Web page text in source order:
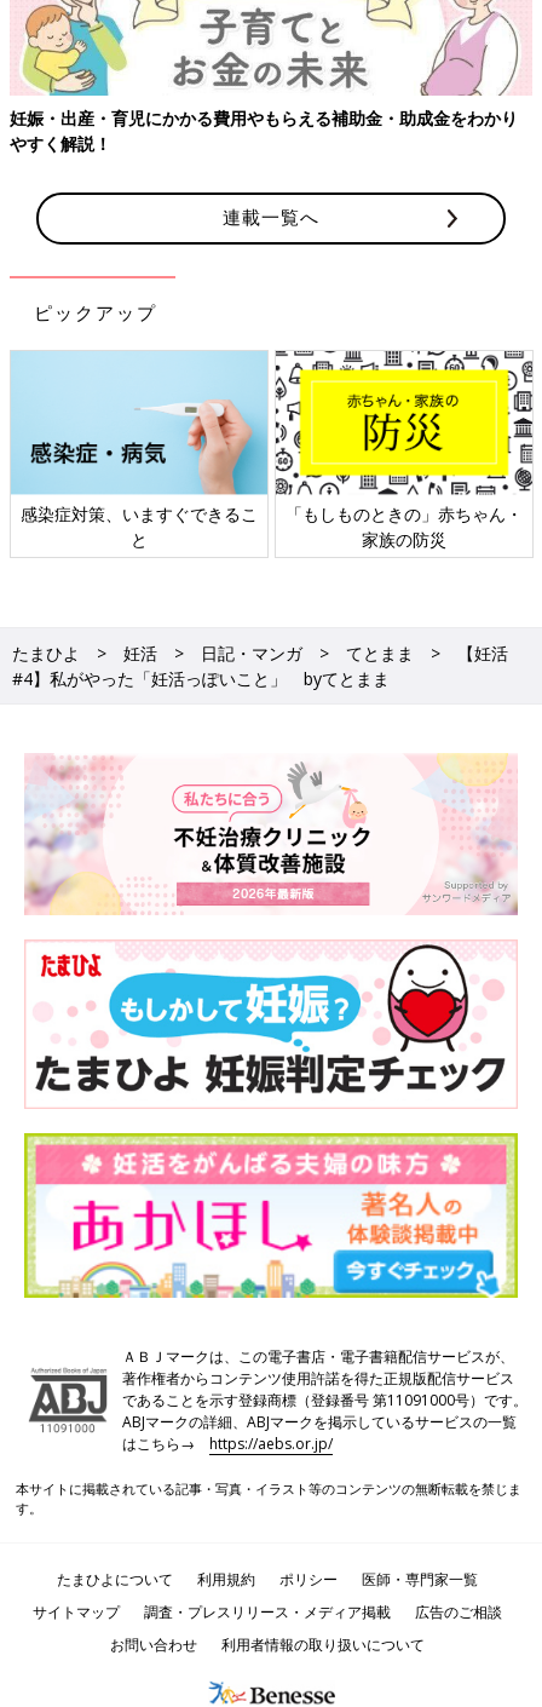
妊娠・出産・育児にかかる費用やもらえる補助金・助成金をわかり
やすく解説！
連載一覧へ
ピックアップ
感染症対策、いますぐできるこ
と
「もしものときの」赤ちゃん・
家族の防災
たまひよ 妊活 日記・マンガ てとまま
【妊活
#4】私がやった「妊活っぽいこと」 byてとまま
ＡＢＪマークは、この電子書店・電子書籍配信サービスが、
著作権者からコンテンツ使用許諾を得た正規版配信サービス
であることを示す登録商標（登録番号 第11091000号）です。
ABJマークの詳細、ABJマークを掲示しているサービスの一覧
はこちら→https://aebs.or.jp/
本サイトに掲載されている記事・写真・イラスト等のコンテンツの無断転載を禁じま
す。
たまひよについて 利用規約 ポリシー
医師・専門家一覧
サイトマップ
調査・プレスリリース・メディア掲載
広告のご相談
お問い合わせ
利用者情報の取り扱いについて